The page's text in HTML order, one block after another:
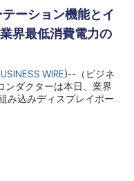
ィスプレイポート1.4入
または単体のグラフィッ
デュアルクラムシェルデ
プレイに接続されます。
の主な特徴が生かさ
）および組み込
、x86、その他のコン
ポート 映像コンテンツ
ーション機能とイ
界最低消費電力の
WIRE)--（ビジネ
ンダクターは本日、業界
み込みディスプレイポー
ルセルフリフレッシュ
DisplayHDR™ 1000対応
アクティブスタイラス）